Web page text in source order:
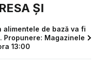
ȘI
de bază va fi
Propunere: Magazinele
13:00